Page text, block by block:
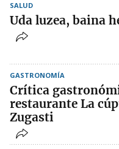
SALUD
Uda luzea, baina
GASTRONOMÍA
Crítica
restaurante La
Zugasti